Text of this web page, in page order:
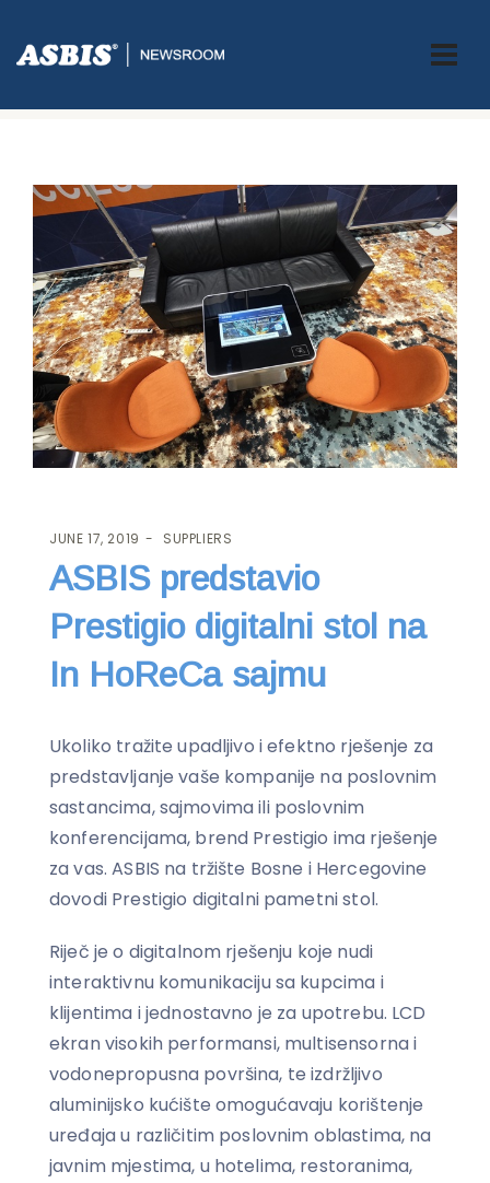
ASBIS.BA>SUPPLIERS> ASBIS PREDSTAVIO PRESTIGIO DIGITALNI
JUNE 17, 2019 SUPPLIERS
ASBIS predstavio
Prestigio digitalni stol na
In HoReCa sajmu
Ukoliko tražite upadljivo i efektno rješenje za
predstavljanje vaše kompanije na poslovnim
sastancima, sajmovima ili poslovnim
konferencijama, brend Prestigio ima rješenje
za vas. ASBIS na tržište Bosne i Hercegovine
dovodi Prestigio digitalni pametni stol.
Riječ je o digitalnom rješenju koje nudi
interaktivnu komunikaciju sa kupcima i
klijentima i jednostavno je za upotrebu. LCD
ekran visokih performansi, multisensorna i
vodonepropusna površina, te izdržljivo
aluminijsko kućište omogućavaju korištenje
uređaja u različitim poslovnim oblastima, na
javnim mjestima, u hotelima, restoranima,